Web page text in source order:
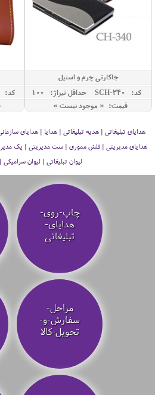
جاکارتی چرم و استیل
کد: SCH-340
حداقل تيراژ: 100
قیمت: « موجود نیست »
کد: ACH-A10
هدایای تبلیغاتی | هدیه تبلیغاتی | هدایا | هدایای
هدایای مدیریتی | فلش مموری | ست مدیریتی | پک
لیوان تبلیغاتی | لیوان سرامیکی
چاپ-روی-
هدایای-
تبلیغاتی
مراحل-
سفارش-و-
تحویل-کالا